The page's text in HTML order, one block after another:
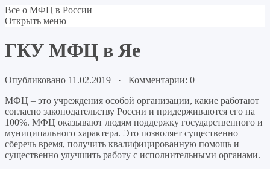
Все о МФЦ в России
Открыть меню
ГКУ МФЦ в Яе
Опубликовано 11.02.2019 · Комментарии: 0
МФЦ – это учреждения особой организации, какие работают
согласно законодательству России и придерживаются его на
100%. МФЦ оказывают людям поддержку государственного и
муниципального характера. Это позволяет существенно
сберечь время, получить квалифицированную помощь и
существенно улучшить работу с исполнительными органами.